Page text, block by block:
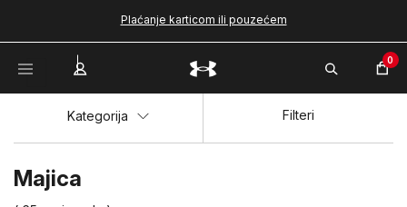
Plaćanje karticom ili pouzećem
0
Majica
Kategorija Filteri